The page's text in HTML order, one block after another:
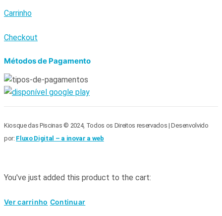
Carrinho
Checkout
Métodos de Pagamento
Kiosque das Piscinas © 2024, Todos os Direitos reservados | Desenvolvido
por: Fluxo Digital – a inovar a web
You've just added this product to the cart:
Ver carrinho Continuar